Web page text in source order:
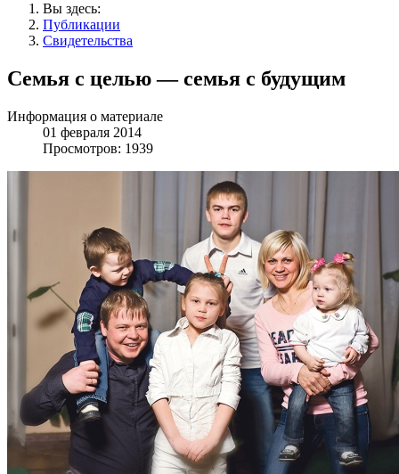
Вы здесь:
Публикации
Свидетельства
Семья с целью — семья с будущим
Информация о материале
01 февраля 2014
Просмотров: 1939